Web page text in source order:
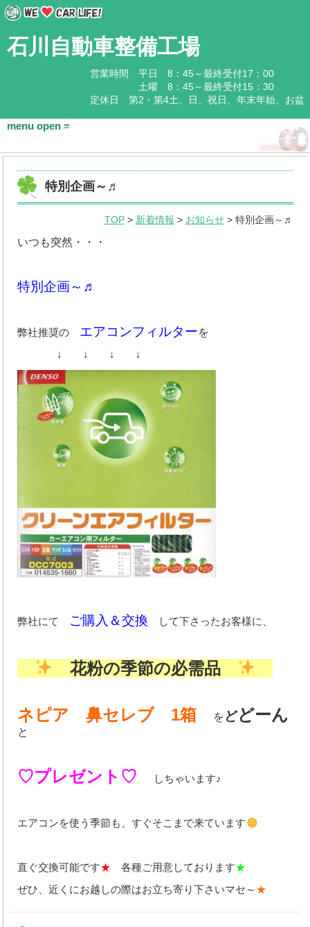
石川自動車整備工場
営業時間 平日 8：45～最終受付17：00
土曜 8：45～最終受付15：30
定休日 第2・第4土、日、祝日、年末年始、お盆
会社概要
石川企業グループ
取扱商品
取扱パーツメーカー
新車取扱メーカー
車検整備
鈑金・塗装
手続代行
中古車買取
メールでのお問い合わせ
個人情報の取扱いについて
取扱商品
特別企画～♬
TOP> 新着情報 > お知らせ> 特別企画～♬
いつも突然・・・
特別企画～♬
弊社推奨の エアコンフィルターを
↓ ↓ ↓ ↓
弊社にて ご購入＆交換 して下さったお客様に、
花粉の季節の必需品
ネピア 鼻セレブ 1箱 を どどーん
と
♡プレゼント♡ しちゃいます♪
エアコンを使う季節も、すぐそこまで来ています
直ぐ交換可能です★ 各種ご用意しております★
ぜひ、近くにお越しの際はお立ち寄り下さいマセ～ ★